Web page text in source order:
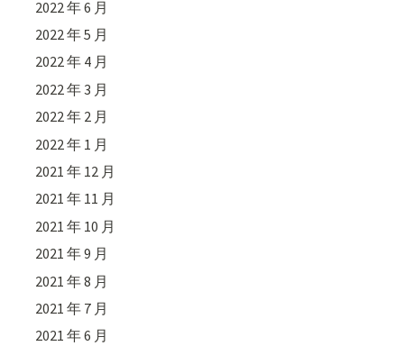
2022 年 6 月
2022 年 5 月
2022 年 4 月
2022 年 3 月
2022 年 2 月
2022 年 1 月
2021 年 12 月
2021 年 11 月
2021 年 10 月
2021 年 9 月
2021 年 8 月
2021 年 7 月
2021 年 6 月